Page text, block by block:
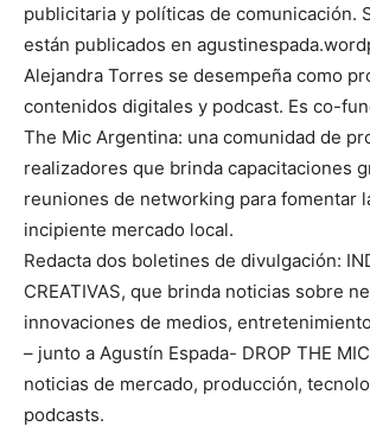
publicitaria y políticas de comunicación.
están publicados en
Alejandra Torres se desempeña como
contenidos digitales y podcast. Es co-
The Mic Argentina: una comunidad de
realizadores que brinda capacitaciones
reuniones de networking para fomentar
incipiente mercado local.
Redacta dos boletines de divulgación:
CREATIVAS, que brinda noticias sobre
innovaciones de medios,
– junto a Agustín Espada- DROP THE
noticias de mercado, producción,
podcasts.